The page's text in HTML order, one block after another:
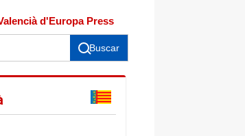
d'Europa Press
Buscar